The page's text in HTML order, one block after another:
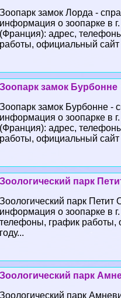
Зоопарк замок Лорда -
информация о зоопарке в
(Франция): адрес,
работы, официальный сайт
Зоопарк замок Бурбонне
Зоопарк замок Бурбонне -
информация о зоопарке в
(Франция): адрес,
работы, официальный сайт
Зоологический парк
Зоологический парк Петит
информация о зоопарке в
телефоны, график работы,
году...
Зоологический парк
Зоологический парк